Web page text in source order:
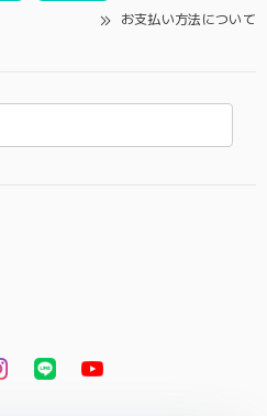
お支払い方法について